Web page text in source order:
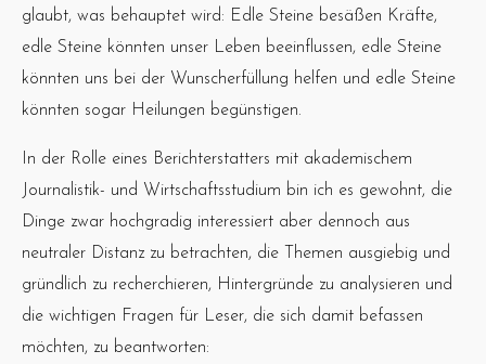
glaubt, was behauptet wird: Edle Steine besäßen Kräfte,
edle Steine könnten unser Leben beeinflussen, edle Steine
könnten uns bei der Wunscherfüllung helfen und edle Steine
könnten sogar Heilungen begünstigen.
In der Rolle eines Berichterstatters mit akademischem
Journalistik- und Wirtschaftsstudium bin ich es gewohnt, die
Dinge zwar hochgradig interessiert aber dennoch aus
neutraler Distanz zu betrachten, die Themen ausgiebig und
gründlich zu recherchieren, Hintergründe zu analysieren und
die wichtigen Fragen für Leser, die sich damit befassen
möchten, zu beantworten: